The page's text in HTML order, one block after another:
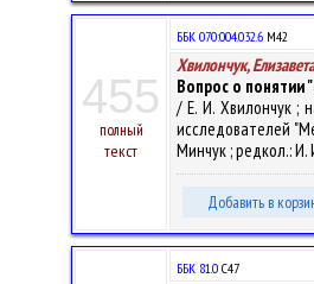
455
полный
текст
ББК 070:004.032.6 М42
Хвилончук,
Вопрос о понятии
/ Е. И. Хвилончук ;
исследователей
Минчук ; редкол.: И.
Добавить в
ББК 81.0 С47